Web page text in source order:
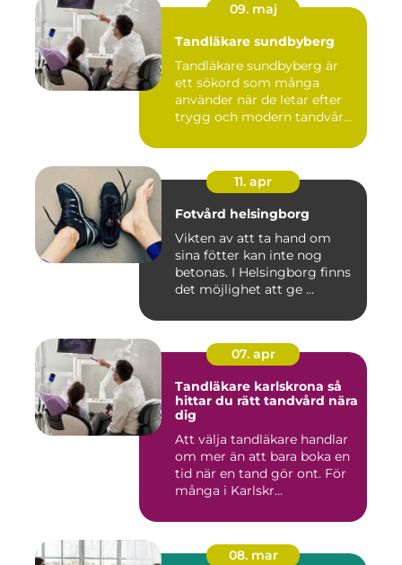
09. maj
Tandläkare sundbyberg
Tandläkare sundbyberg är
ett sökord som många
använder när de letar efter
trygg och modern tandvård
11. apr
Fotvård helsingborg
Vikten av att ta hand om
sina fötter kan inte nog
betonas. I Helsingborg finns
det möjlighet att ge ...
07. apr
Tandläkare karlskrona så
hittar du rätt tandvård nära
dig
Att välja tandläkare handlar
om mer än att bara boka en
tid när en tand gör ont. För
många i Karlskr...
08. mar